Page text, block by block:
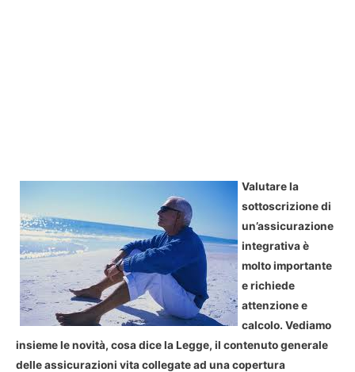
Valutare la
sottoscrizione di
un’assicurazione
integrativa è
molto importante
e richiede
attenzione e
calcolo. Vediamo
insieme le novità, cosa dice la Legge, il contenuto generale
delle assicurazioni vita collegate ad una copertura